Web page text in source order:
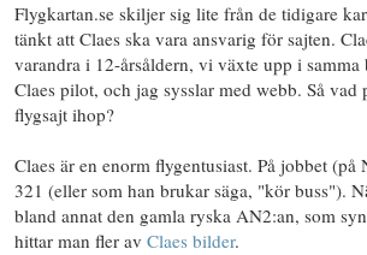
Flygkartan.se skiljer sig lite från de tidigare
tänkt att Claes ska vara ansvarig för sajten.
varandra i 12-årsåldern, vi växte upp i samma
Claes pilot, och jag sysslar med webb. Så vad
flygsajt ihop?
Claes är en enorm flygentusiast. På jobbet
321 (eller som han brukar säga, "kör buss").
bland annat den gamla ryska AN2:an, som
hittar man fler av Claes bilder.